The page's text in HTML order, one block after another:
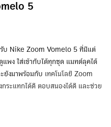
5
รับ Nike Zoom Vomelo 5 ที่มีแต่
แพง ใส่เข้ากับได้ทุกชุด แมทต์ลุคได้
ยังมาพร้อมกับ เทคโนโลยี Zoom
ระแทกได้ดี ตอบสนองได้ดี และช่วย